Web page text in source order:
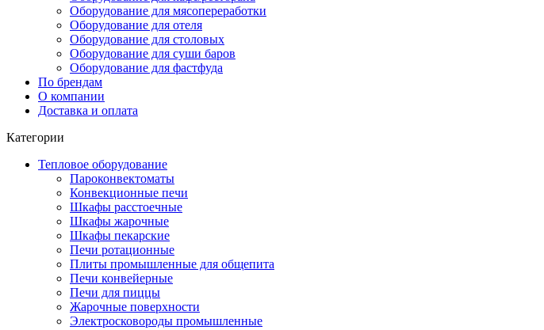
Оборудование для мясопереработки
Оборудование для отеля
Оборудование для столовых
Оборудование для суши баров
Оборудование для фастфуда
По брендам
О компании
Доставка и оплата
Категории
Тепловое оборудование
Пароконвектоматы
Конвекционные печи
Шкафы расстоечные
Шкафы жарочные
Шкафы пекарские
Печи ротационные
Плиты промышленные для общепита
Печи конвейерные
Печи для пиццы
Жарочные поверхности
Электросковороды промышленные